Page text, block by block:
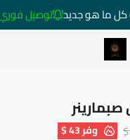
ما هو جديد توصيل فوري
متجر ساعات رومانس
وفر43 $